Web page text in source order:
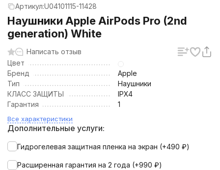
Артикул:U04101115-11428
Наушники Apple AirPods Pro (2nd
generation) White
Написать отзыв
Цвет
Бренд
Apple
Тип
Наушники
КЛАСС ЗАЩИТЫ
IPX4
Гарантия
1
Все характеристики
Дополнительные услуги:
Гидрогелевая защитная пленка на экран (+490 ₽)
Расширенная гарантия на 2 года (+990 ₽)